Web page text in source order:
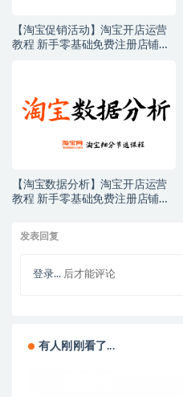
【淘宝促销活动】淘宝开店运营
教程 新手零基础免费注册店铺开
【淘宝数据分析】淘宝开店运营
教程 新手零基础免费注册店铺开
发表回复
登录... 后才能评论
有人刚刚看了...